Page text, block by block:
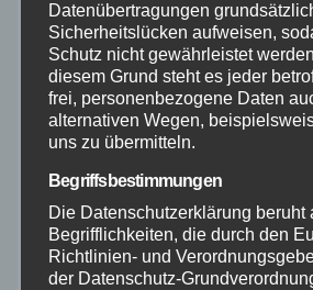
Mayen-Koblenz
Neuwied
Polizei
Rettungsdienst
Rhein-Lahn
Datenübertragungen
Sicherheitslücken aufweisen,
Schutz nicht gewährleistet
diesem Grund steht es jeder
frei, personenbezogene Daten
alternativen Wegen,
uns zu übermitteln.
Begriffsbestimmungen
Die Datenschutzerklärung beruht
Begrifflichkeiten, die durch den
Richtlinien- und
der Datenschutz-